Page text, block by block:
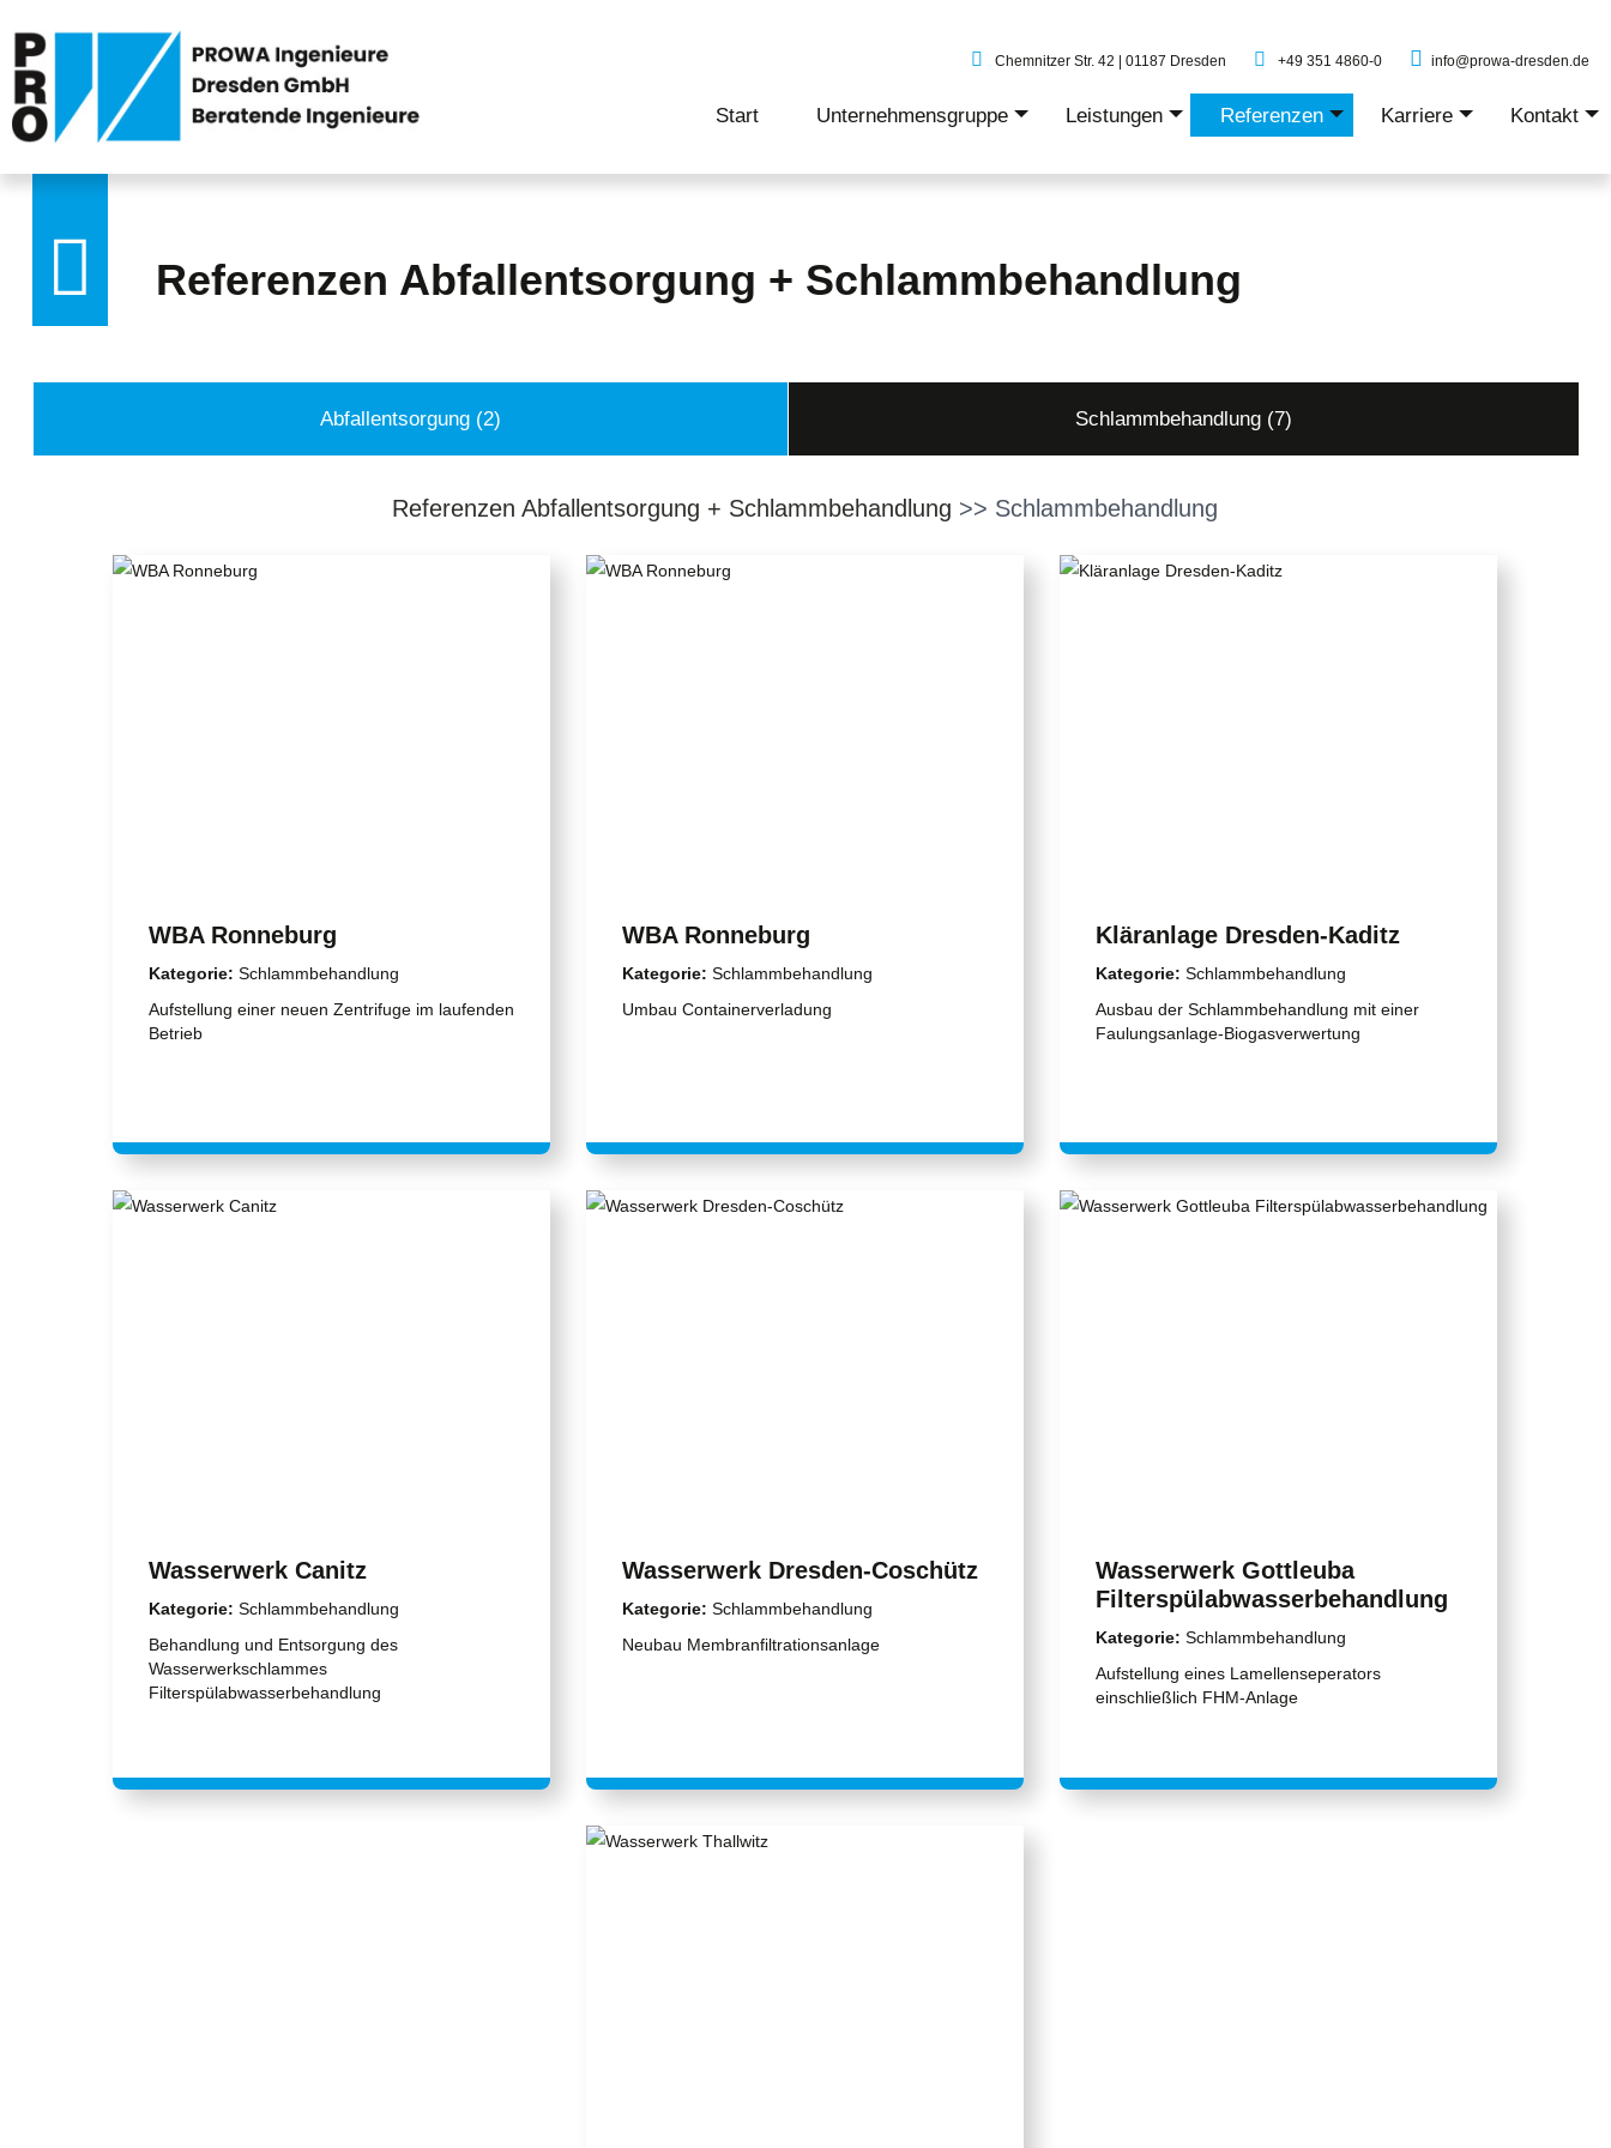
Chemnitzer Str. 42 | 01187 Dresden +49 351 4860-0 info@prowa-dresden.de
Start Unternehmensgruppe Leistungen Referenzen Karriere Kontakt
Referenzen Abfallentsorgung + Schlammbehandlung
Abfallentsorgung (2) Schlammbehandlung (7)
Referenzen Abfallentsorgung + Schlammbehandlung >> Schlammbehandlung
WBA Ronneburg
Kategorie: Schlammbehandlung
Aufstellung einer neuen Zentrifuge im laufenden
Betrieb
WBA Ronneburg
Kategorie: Schlammbehandlung
Umbau Containerverladung
Kläranlage Dresden-Kaditz
Kategorie: Schlammbehandlung
Ausbau der Schlammbehandlung mit einer
Faulungsanlage-Biogasverwertung
Wasserwerk Canitz
Kategorie: Schlammbehandlung
Behandlung und Entsorgung des
Wasserwerkschlammes
Filterspülabwasserbehandlung
Wasserwerk Dresden-Coschütz
Kategorie: Schlammbehandlung
Neubau Membranfiltrationsanlage
Wasserwerk Gottleuba
Filterspülabwasserbehandlung
Kategorie: Schlammbehandlung
Aufstellung eines Lamellenseperators
einschließlich FHM-Anlage